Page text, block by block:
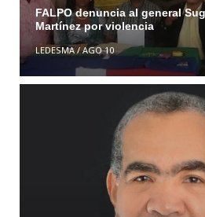
FALPO denuncia al general
Martínez por violencia
LEDESMA/AGO 10